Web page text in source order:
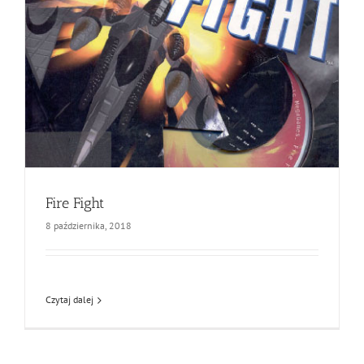
Fire Fight
8 października, 2018
Czytaj dalej